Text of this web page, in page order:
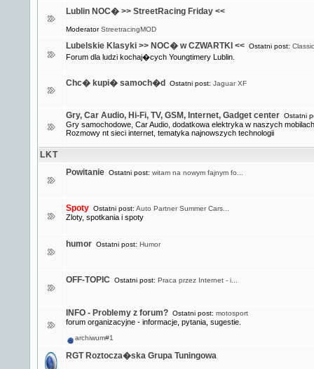
Lublin NOC� >> StreetRacing Friday <<
ModeratorStreetracingMOD
Lubelskie Klasyki >> NOC� w CZWARTKI << Ostatni post:
Forum dla ludzi kochaj�cych Youngtimery Lublin.
Chc� kupi� samoch�d Ostatni post: Jaguar XF
Gry, Car Audio, Hi-Fi, TV, GSM, Internet, Gadget center Ostatni
Gry samochodowe, Car Audio, dodatkowa elektryka w naszych
Rozmowy nt sieci internet, tematyka najnowszych technologii
LKT
Powitanie Ostatni post: witam na nowym fajnym fo...
Spoty Ostatni post: Auto Partner Summer Cars...
Zloty, spotkania i spoty
humor Ostatni post: Humor
OFF-TOPIC Ostatni post: Praca przez Internet - i...
INFO - Problemy z forum? Ostatni post: motosport
forum organizacyjne - informacje, pytania, sugestie.
archiwum#1
RGT Roztocza�ska Grupa Tuningowa